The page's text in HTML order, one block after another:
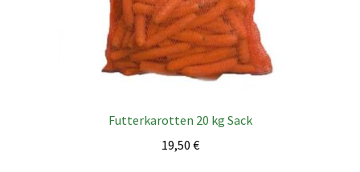
Futterkarotten 20 kg Sack
19,50 €